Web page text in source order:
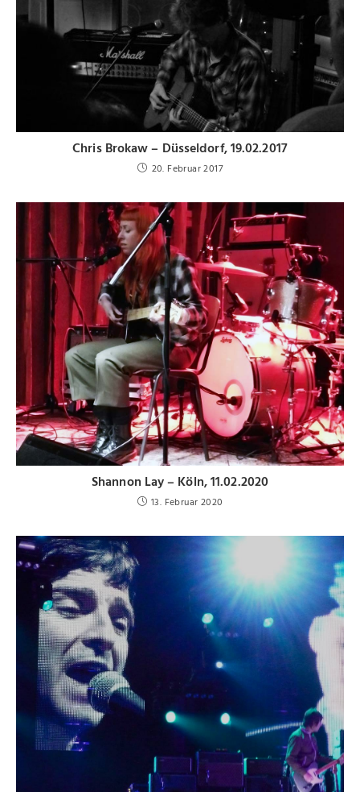
Chris Brokaw – Düsseldorf, 19.02.2017
20. Februar 2017
Shannon Lay – Köln, 11.02.2020
13. Februar 2020